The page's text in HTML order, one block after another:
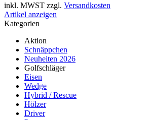
inkl. MWST zzgl. Versandkosten
Artikel anzeigen
Kategorien
Aktion
Schnäppchen
Neuheiten 2026
Golfschläger
Eisen
Wedge
Hybrid / Rescue
Hölzer
Driver